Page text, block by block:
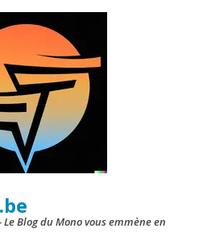
Blog du Mono vous emmène en